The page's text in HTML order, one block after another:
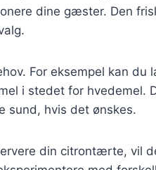
dine gæster. Den
For eksempel kan du
i stedet for hvedemel.
sund, hvis det ønskes.
din citrontærte, vil